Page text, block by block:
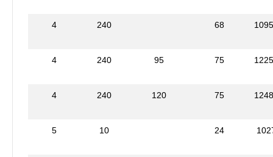
4 240 68
4 240 95 75
4 240 120 75
5 10 24